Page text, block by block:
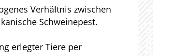
Verhältnis zwischen
Schweinepest.
erlegter Tiere per